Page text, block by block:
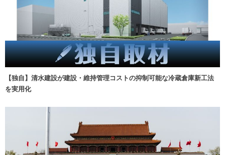
【独自】清水建設が建設・維持管理コストの抑制可能な冷蔵倉庫新工法
を実用化